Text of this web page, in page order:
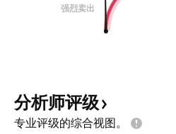
强烈卖出
分析师评级
专业评级的综合视图。